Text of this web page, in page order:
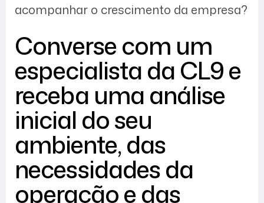
acompanhar o crescimento da empresa?
Converse com um
especialista da CL9 e
receba uma análise
inicial do seu
ambiente, das
necessidades da
operação e das